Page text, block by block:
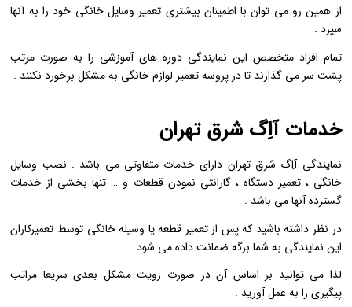
از همین رو می توان با اطمینان بیشتری تعمیر وسایل خانگی خود را به آنها
سپرد .
تمام افراد متخصص این نمایندگی دوره های آموزشی را به صورت مرتب
پشت سر می گذارند تا در پروسه تعمیر لوازم خانگی به مشکل برخورد نکنند .
خدمات آاِگ شرق تهران
نمایندگی آاِگ شرق تهران دارای خدمات متفاوتی می باشد . نصب وسایل
خانگی ، تعمیر دستگاه ، گارانتی نمودن قطعات و … تنها بخشی از خدمات
گسترده آنها می باشد .
در نظر داشته باشید که پس از تعمیر قطعه یا وسیله خانگی توسط تعمیرکاران
این نمایندگی به شما برگه ضمانت داده می شود .
لذا می توانید بر اساس آن در صورت رویت مشکل بعدی سریعا مراتب
پیگیری را به عمل آورید .